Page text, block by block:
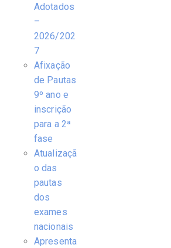
Adotados
–
2026/202
7
Afixação
de Pautas
9º ano e
inscrição
para a 2ª
fase
Atualizaçã
o das
pautas
dos
exames
nacionais
Apresenta